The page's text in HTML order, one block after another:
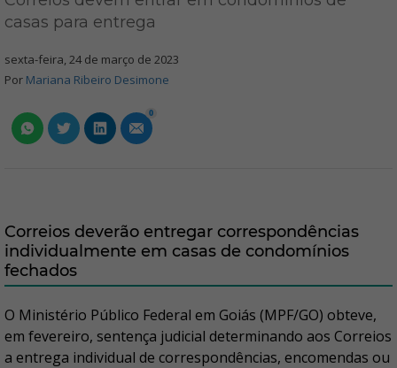
casas para entrega
sexta-feira, 24 de março de 2023
Por Mariana Ribeiro Desimone
0
Correios deverão entregar correspondências
individualmente em casas de condomínios
fechados
O Ministério Público Federal em Goiás (MPF/GO) obteve,
em fevereiro, sentença judicial determinando aos Correios
a entrega individual de correspondências, encomendas ou